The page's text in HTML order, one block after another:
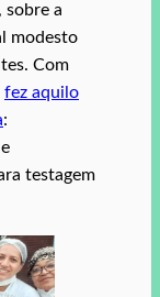
sobre a
modesto
Com
fez aquilo
:
testagem